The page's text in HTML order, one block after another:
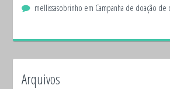
mellissasobrinho em Campanha de doação de
Arquivos